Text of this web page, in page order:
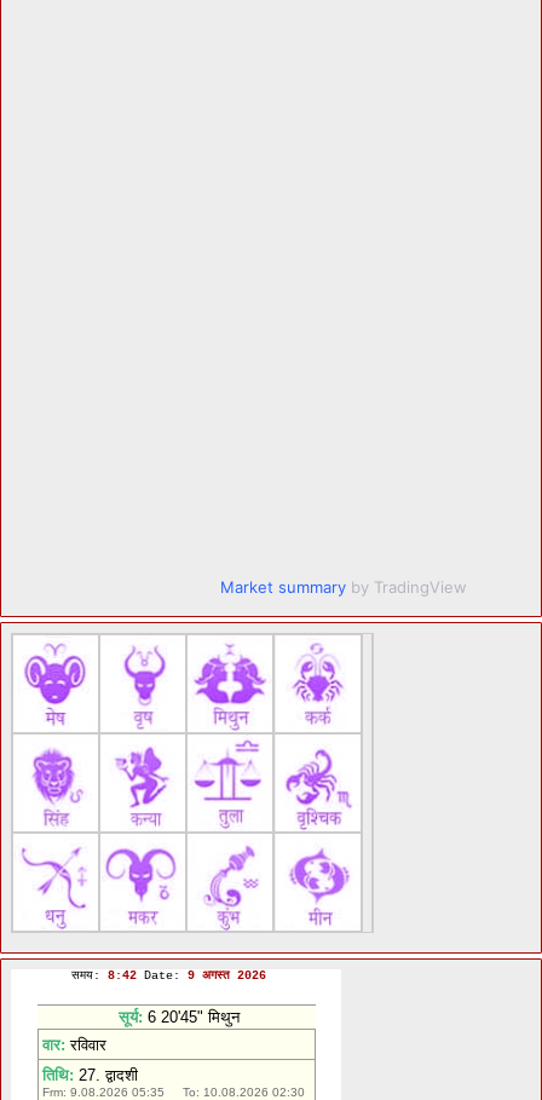
Market summary by TradingView